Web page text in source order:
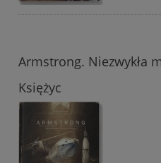
Armstrong. Niezwykła
Księżyc